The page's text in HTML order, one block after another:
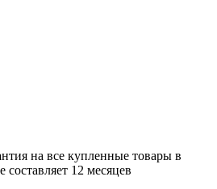
на все купленные товары в
12 месяцев